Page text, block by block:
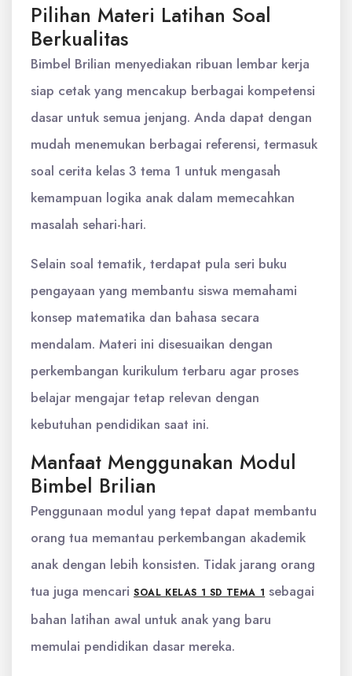
Pilihan Materi Latihan Soal
Berkualitas
Bimbel Brilian menyediakan ribuan lembar kerja
siap cetak yang mencakup berbagai kompetensi
dasar untuk semua jenjang. Anda dapat dengan
mudah menemukan berbagai referensi, termasuk
soal cerita kelas 3 tema 1 untuk mengasah
kemampuan logika anak dalam memecahkan
masalah sehari-hari.
Selain soal tematik, terdapat pula seri buku
pengayaan yang membantu siswa memahami
konsep matematika dan bahasa secara
mendalam. Materi ini disesuaikan dengan
perkembangan kurikulum terbaru agar proses
belajar mengajar tetap relevan dengan
kebutuhan pendidikan saat ini.
Manfaat Menggunakan Modul
Bimbel Brilian
Penggunaan modul yang tepat dapat membantu
orang tua memantau perkembangan akademik
anak dengan lebih konsisten. Tidak jarang orang
tua juga mencari SOAL KELAS 1 SD TEMA 1 sebagai
bahan latihan awal untuk anak yang baru
memulai pendidikan dasar mereka.